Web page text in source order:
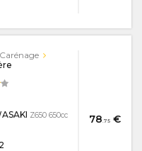
78.75 €
Carénage
Z650 650cc